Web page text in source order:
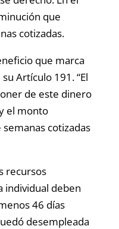
que
cotizadas.
que marca
Artículo 191. “El
de este dinero
el monto
cotizadas
recursos
individual deben
46 días
desempleada